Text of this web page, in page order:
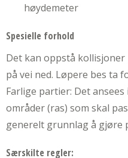
høydemeter
Spesielle forhold
Det kan oppstå
på vei ned. Løpere bes ta
Farlige partier: Det
områder (ras) som skal
generelt grunnlag å gjøre
Særskilte regler: